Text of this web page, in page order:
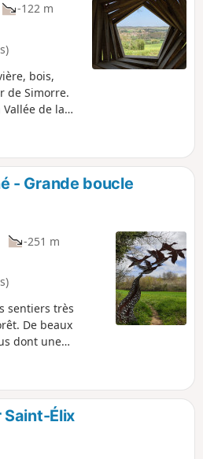
-122 m
bois,
de Simorre.
de la
long des
- Grande boucle
-251 m
sentiers très
De beaux
dont une
la sculpture de
symbolisant le
Saint-Élix